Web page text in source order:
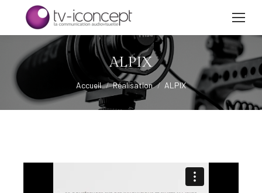
ALPIX
Vous êtes ici :
Accueil Réalisation ALPIX